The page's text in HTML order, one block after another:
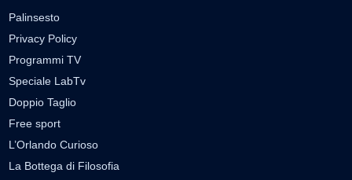
Palinsesto
Privacy Policy
Programmi TV
Speciale LabTv
Doppio Taglio
Free sport
L’Orlando Curioso
La Bottega di Filosofia